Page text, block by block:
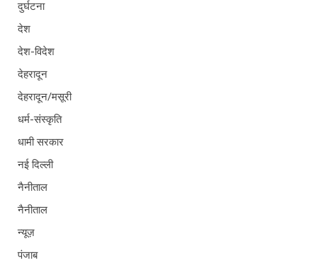
दुर्घटना
देश
देश-विदेश
देहरादून
देहरादून/मसूरी
धर्म-संस्कृति
धामी सरकार
नई दिल्ली
नैनीताल
नैनीताल
न्यूज़
पंजाब